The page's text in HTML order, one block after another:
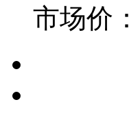
市场价：